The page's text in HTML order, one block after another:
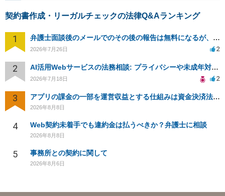
契約書作成・リーガルチェックの法律Q&Aランキング
1 弁護士面談後のメールでのその後の報告は無料になるが、弁護士として興味ありますか？
2026年7月26日 2
2 AI活用Webサービスの法務相談: プライバシーや未成年対応など
2026年7月18日 2
3 アプリの課金の一部を運営収益とする仕組みは資金決済法に該当しますか？
2026年8月8日
4 Web契約未着手でも違約金は払うべきか？弁護士に相談
2026年8月8日
5 事務所との契約に関して
2026年8月6日